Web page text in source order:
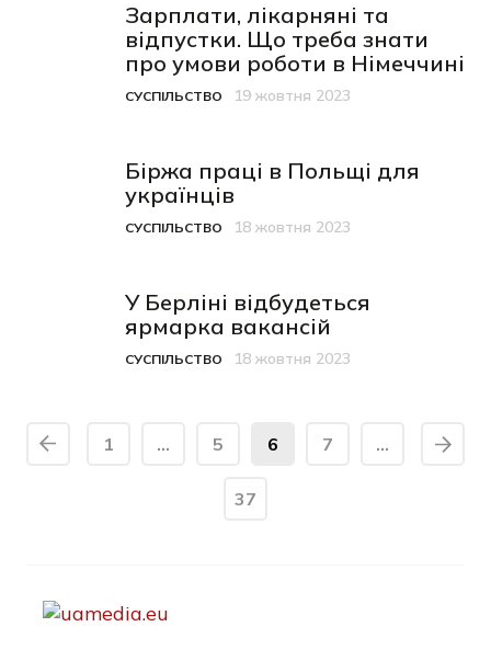
Зарплати, лікарняні та
відпустки. Що треба знати
про умови роботи в Німеччині
Категорія
СУСПІЛЬСТВО
Дата публікації19 жовтня 2023
Біржа праці в Польщі для
українців
Категорія
СУСПІЛЬСТВО
Дата публікації18 жовтня 2023
У Берліні відбудеться
ярмарка вакансій
Категорія
СУСПІЛЬСТВО
Дата публікації18 жовтня 2023
1 … 5 6 7 …
37